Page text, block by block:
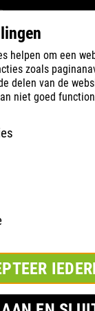
helpen om een
zoals
delen van de
niet goed
645 XP